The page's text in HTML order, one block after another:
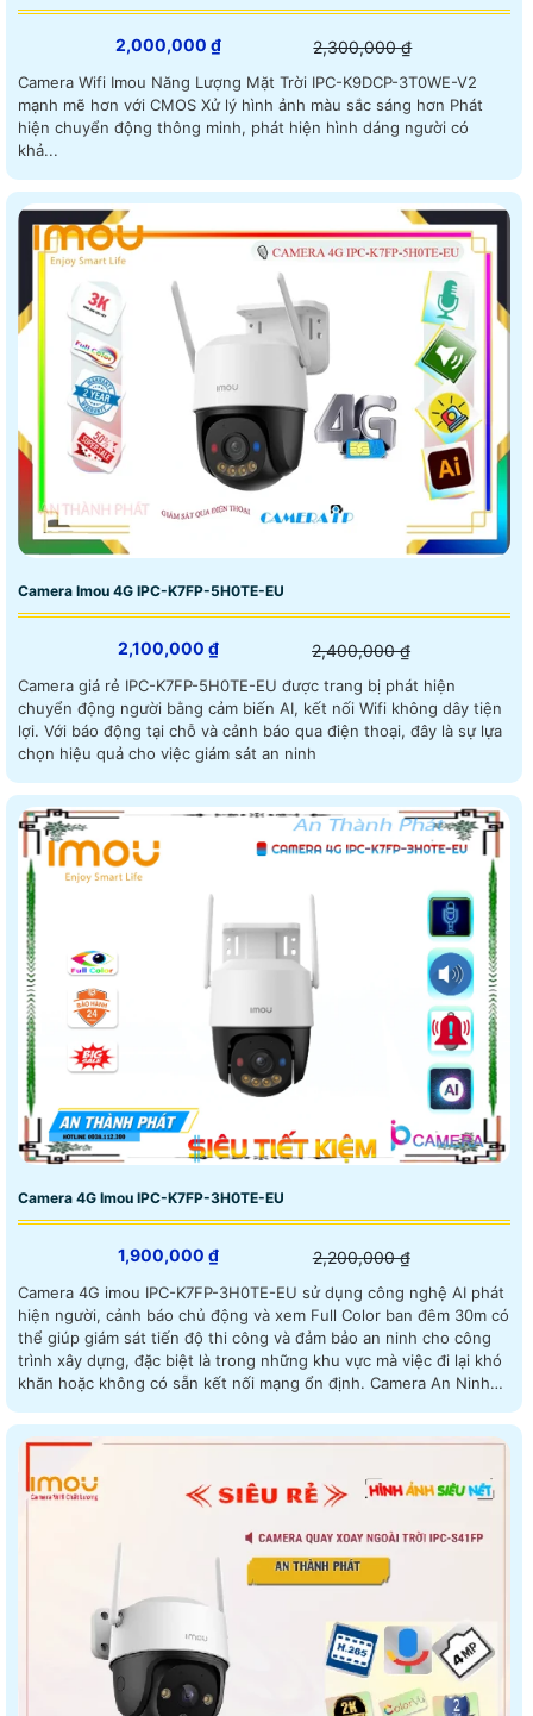
2,000,000 ₫ 2,300,000 ₫
Camera Wifi Imou Năng Lượng Mặt Trời IPC-K9DCP-3T0WE-V2
mạnh mẽ hơn với CMOS Xử lý hình ảnh màu sắc sáng hơn Phát
hiện chuyển động thông minh, phát hiện hình dáng người có
khả...
Camera Imou 4G IPC-K7FP-5H0TE-EU
2,100,000 ₫ 2,400,000 ₫
Camera giá rẻ IPC-K7FP-5H0TE-EU được trang bị phát hiện
chuyển động người bằng cảm biến AI, kết nối Wifi không dây tiện
lợi. Với báo động tại chỗ và cảnh báo qua điện thoại, đây là sự lựa
chọn hiệu quả cho việc giám sát an ninh
Camera 4G Imou IPC-K7FP-3H0TE-EU
1,900,000 ₫ 2,200,000 ₫
Camera 4G imou IPC-K7FP-3H0TE-EU sử dụng công nghệ AI phát
hiện người, cảnh báo chủ động và xem Full Color ban đêm 30m có
thể giúp giám sát tiến độ thi công và đảm bảo an ninh cho công
trình xây dựng, đặc biệt là trong những khu vực mà việc đi lại khó
khăn hoặc không có sẵn kết nối mạng ổn định. Camera An Ninh
động giả thông qua phân biệt người IP